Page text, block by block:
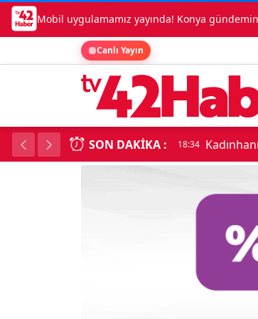
Mobil uygulamamız yayında! Konya
Canlı Yayın
SON DAKIKA : 18:34